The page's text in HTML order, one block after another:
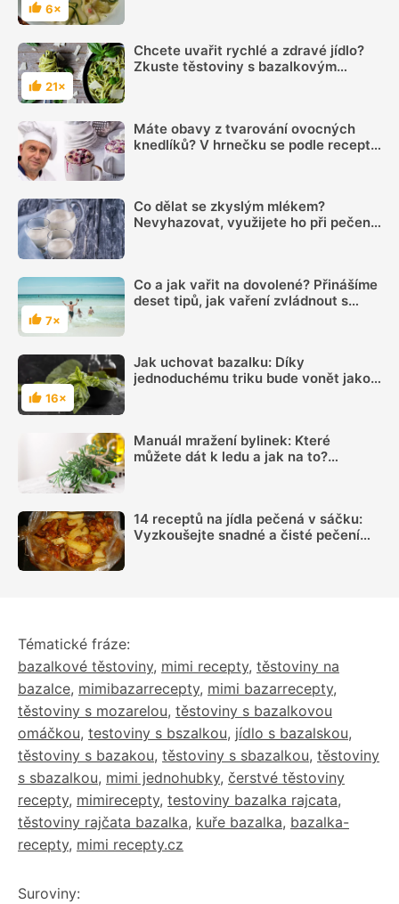
Hodnocení
6×
Hodnocení
21×
Chcete uvařit rychlé a zdravé jídlo?
Zkuste těstoviny s bazalkovým
Máte obavy z tvarování ovocných
knedlíků? V hrnečku se podle receptu
Co dělat se zkyslým mlékem?
Nevyhazovat, využijete ho při pečení i
Hodnocení
7×
Co a jak vařit na dovolené? Přinášíme
deset tipů, jak vaření zvládnout s
Hodnocení
16×
Jak uchovat bazalku: Díky
jednoduchému triku bude vonět jako
Manuál mražení bylinek: Které
můžete dát k ledu a jak na to?
14 receptů na jídla pečená v sáčku:
Vyzkoušejte snadné a čisté pečení
Tématické fráze:
bazalkové těstoviny, mimi recepty, těstoviny na
bazalce, mimibazarrecepty, mimi bazarrecepty,
těstoviny s mozarelou, těstoviny s bazalkovou
omáčkou, testoviny s bszalkou, jídlo s bazalskou,
těstoviny s bazakou, těstoviny s sbazalkou, těstoviny
s sbazalkou, mimi jednohubky, čerstvé těstoviny
recepty, mimirecepty, testoviny bazalka rajcata,
těstoviny rajčata bazalka, kuře bazalka, bazalka-
recepty, mimi recepty.cz
Suroviny: